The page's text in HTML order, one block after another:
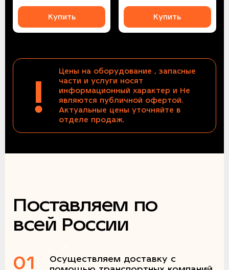
Купить Купить
!
Цены на оборудование , запасные
части и услуги носят
информационный характер и Не
являются публичной офертой.
Актуальные цены уточняйте в
отделе продаж.
Поставляем по
всей России
01
Осуществляем доставку с